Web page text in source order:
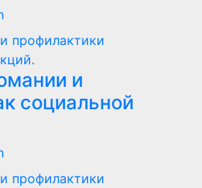
профилактики
и
социальной
профилактики